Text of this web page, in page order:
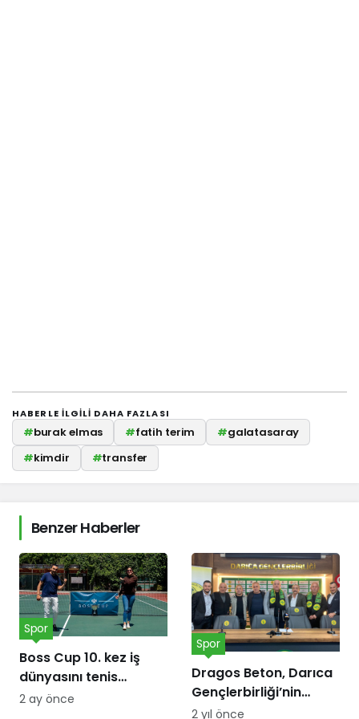
HABERLE ILGILI DAHA FAZLASI
#burak elmas #fatih terim #galatasaray
#kimdir #transfer
Benzer Haberler
Boss Cup 10. kez iş
dünyasını tenis
kortunda
Spor
2 ay önce
Dragos Beton, Darıca
Gençlerbirliği’nin
forma göğüs
Spor
2 yıl önce